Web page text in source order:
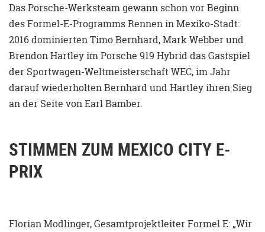
Das Porsche-Werksteam gewann schon vor Beginn
des Formel-E-Programms Rennen in Mexiko-Stadt:
2016 dominierten Timo Bernhard, Mark Webber und
Brendon Hartley im Porsche 919 Hybrid das Gastspiel
der Sportwagen-Weltmeisterschaft WEC, im Jahr
darauf wiederholten Bernhard und Hartley ihren Sieg
an der Seite von Earl Bamber.
STIMMEN ZUM MEXICO CITY E-
PRIX
Florian Modlinger, Gesamtprojektleiter Formel E: „Wir